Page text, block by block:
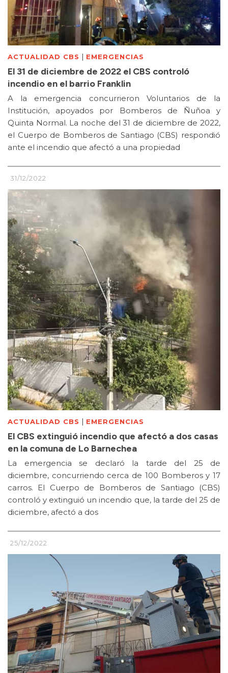
ACTUALIDAD CBS | EMERGENCIAS
El 31 de diciembre de 2022 el CBS controló
incendio en el barrio Franklin
A la emergencia concurrieron Voluntarios de la
Institución, apoyados por Bomberos de Ñuñoa y
Quinta Normal. La noche del 31 de diciembre de 2022,
el Cuerpo de Bomberos de Santiago (CBS) respondió
ante el incendio que afectó a una propiedad
31/12/2022
ACTUALIDAD CBS | EMERGENCIAS
El CBS extinguió incendio que afectó a dos casas
en la comuna de Lo Barnechea
La emergencia se declaró la tarde del 25 de
diciembre, concurriendo cerca de 100 Bomberos y 17
carros. El Cuerpo de Bomberos de Santiago (CBS)
controló y extinguió un incendio que, la tarde del 25 de
diciembre, afectó a dos
25/12/2022